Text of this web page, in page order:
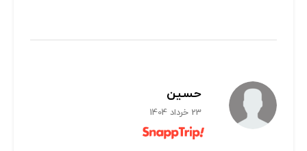
حسین
23 خرداد 1404